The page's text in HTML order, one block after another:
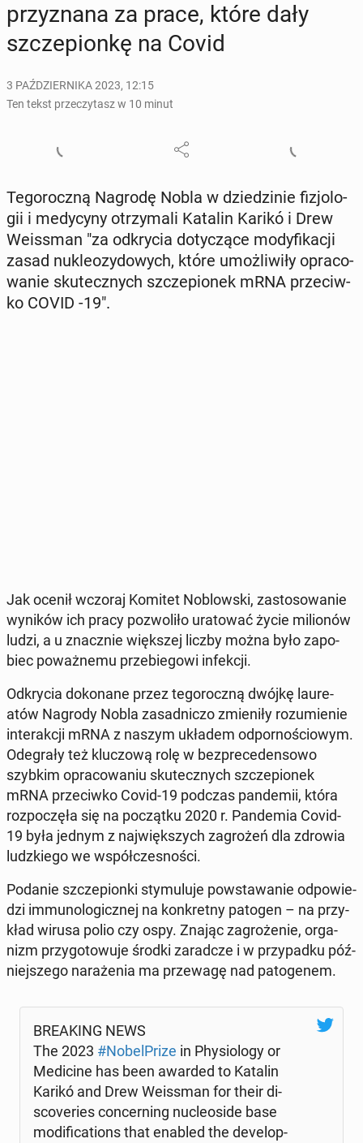
przy­zna­na za prace, które dały
szcze­pion­kę na Covid
3 PAŹDZIERNIKA 2023, 12:15
Ten tekst przeczytasz w 10 minut
Te­go­rocz­ną Nagrodę Nobla w dzie­dzi­nie fi­zjo­lo­
gii i me­dy­cy­ny otrzy­ma­li Katalin Karikó i Drew
We­is­sman "za od­kry­cia do­ty­czą­ce mo­dy­fi­ka­cji
zasad nu­kle­ozy­do­wych, które umoż­li­wi­ły opra­co­
wa­nie sku­tecz­nych szcze­pio­nek mRNA prze­ciw­
ko COVID -19".
Jak ocenił wczoraj Komitet No­blow­ski, za­sto­so­wa­nie
wyników ich pracy po­zwo­li­ło ura­to­wać życie mi­lio­nów
ludzi, a u znacz­nie więk­szej liczby można było za­po­
biec po­waż­ne­mu prze­bie­go­wi in­fek­cji.
Od­kry­cia do­ko­na­ne przez te­go­rocz­ną dwójkę lau­re­
atów Nagrody Nobla za­sad­ni­czo zmie­ni­ły ro­zu­mie­nie
in­te­rak­cji mRNA z naszym układem od­por­no­ścio­wym.
Ode­gra­ły też klu­czo­wą rolę w bez­pre­ce­den­so­wo
szybkim opra­co­wa­niu sku­tecz­nych szcze­pio­nek
mRNA prze­ciw­ko Covid-19 podczas pan­de­mii, która
roz­po­czę­ła się na po­cząt­ku 2020 r. Pan­de­mia Covid-
19 była jednym z naj­więk­szych za­gro­żeń dla zdrowia
ludz­kie­go we współ­cze­sno­ści.
Podanie szcze­pion­ki sty­mu­lu­je po­wsta­wa­nie od­po­wie­
dzi im­mu­no­lo­gicz­nej na kon­kret­ny patogen – na przy­
kład wirusa polio czy ospy. Znając za­gro­że­nie, or­ga­
nizm przy­go­to­wu­je środki za­rad­cze i w przy­pad­ku póź­
niej­sze­go na­ra­że­nia ma prze­wa­gę nad pa­to­ge­nem.
BRE­AKING NEWS
The 2023 #No­bel­Pri­ze in Phy­sio­lo­gy or
Me­di­ci­ne has been awarded to Katalin
Karikó and Drew We­is­sman for their di­
sco­ve­ries con­cer­ning nuc­le­osi­de base
mo­di­fi­ca­tions that enabled the de­ve­lop­